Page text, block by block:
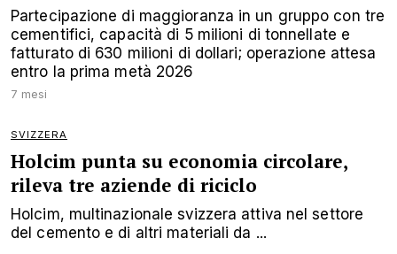
Partecipazione di maggioranza in un gruppo con tre
cementifici, capacità di 5 milioni di tonnellate e
fatturato di 630 milioni di dollari; operazione attesa
entro la prima metà 2026
7 mesi
SVIZZERA
Holcim punta su economia circolare,
rileva tre aziende di riciclo
Holcim, multinazionale svizzera attiva nel settore
del cemento e di altri materiali da ...